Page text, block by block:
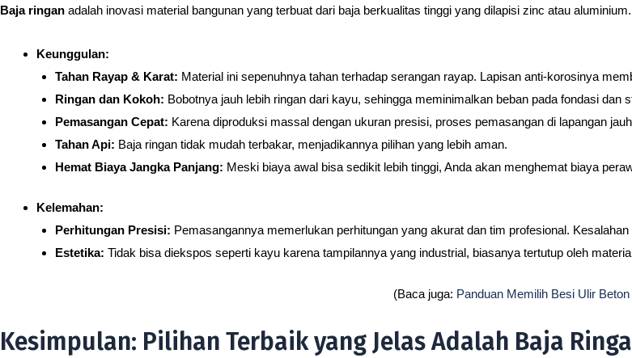
Baja ringan adalah inovasi material bangunan yang terbuat dari baja berkualitas tinggi yang dilapisi zinc atau
Keunggulan:
Tahan Rayap & Karat: Material ini sepenuhnya tahan terhadap serangan rayap. Lapisan anti-korosinya
Ringan dan Kokoh: Bobotnya jauh lebih ringan dari kayu, sehingga meminimalkan beban pada fondasi
Pemasangan Cepat: Karena diproduksi massal dengan ukuran presisi, proses pemasangan di lapangan
Tahan Api: Baja ringan tidak mudah terbakar, menjadikannya pilihan yang lebih aman.
Hemat Biaya Jangka Panjang: Meski biaya awal bisa sedikit lebih tinggi, Anda akan menghemat biaya
Kelemahan:
Perhitungan Presisi: Pemasangannya memerlukan perhitungan yang akurat dan tim profesional.
Estetika: Tidak bisa diekspos seperti kayu karena tampilannya yang industrial, biasanya tertutup oleh
(Baca juga: Panduan Memilih Besi Ulir Beton
Kesimpulan: Pilihan Terbaik yang Jelas Adalah Baja